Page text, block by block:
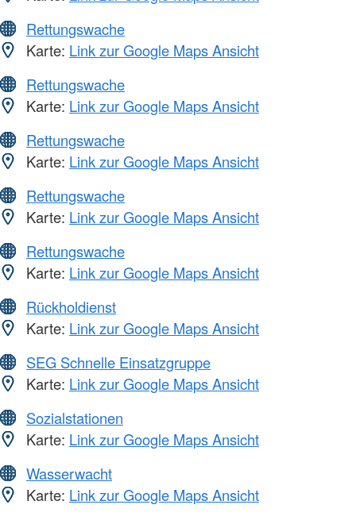
Rettungswache
Karte: Link zur Google Maps Ansicht
Rettungswache
Karte: Link zur Google Maps Ansicht
Rettungswache
Karte: Link zur Google Maps Ansicht
Rettungswache
Karte: Link zur Google Maps Ansicht
Rettungswache
Karte: Link zur Google Maps Ansicht
Rückholdienst
Karte: Link zur Google Maps Ansicht
SEG Schnelle Einsatzgruppe
Karte: Link zur Google Maps Ansicht
Sozialstationen
Karte: Link zur Google Maps Ansicht
Wasserwacht
Karte: Link zur Google Maps Ansicht